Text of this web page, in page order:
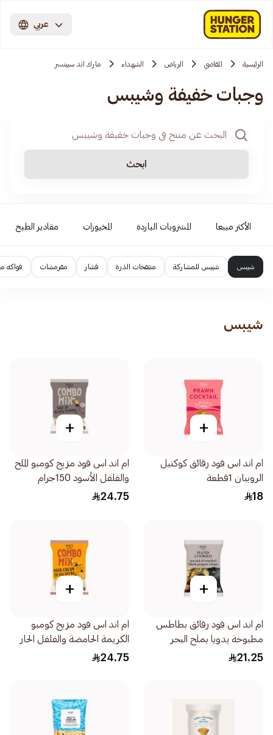
عربي
الرئيسية المقاضي الرياض الشهداء مارك اند سبينسر
وجبات خفيفة وشيبس
ابحث
الأكثر مبيعا المشروبات الباردة المخبوزات مقادير الطبخ
شيبس شيبس للمشاركة منتفخات الذرة فشار مقرمشات فواكه
شيبس
+
ام اند اس فود رقائق كوكتيل
الروبيان 1قطعة
18
+
ام اند اس فود مزيج كومبو الملح
والفلفل الأسود 150جرام
24.75
+
ام اند اس فود رقائق بطاطس
مطبوخة يدويا بملح البحر
والفلفل الأسود المطحون
21.25
+
ام اند اس فود مزيج كومبو
الكريمة الحامضة والفلفل الحار
150جرام
24.75